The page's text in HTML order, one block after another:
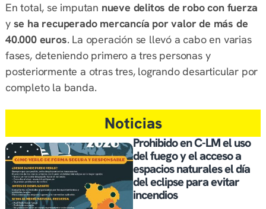
En total, se imputan nueve delitos de robo con fuerza
y se ha recuperado mercancía por valor de más de
40.000 euros. La operación se llevó a cabo en varias
fases, deteniendo primero a tres personas y
posteriormente a otras tres, logrando desarticular por
completo la banda.
Noticias
Prohibido en C-LM el uso
del fuego y el acceso a
espacios naturales el día
del eclipse para evitar
incendios